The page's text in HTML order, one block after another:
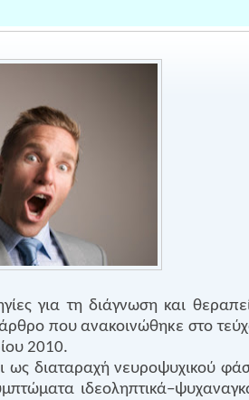
για τη διάγνωση και
που ανακοινώθηκε στο
2010.
ως διαταραχή νευροψυχικού